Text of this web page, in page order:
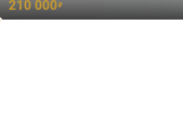
210 000₽